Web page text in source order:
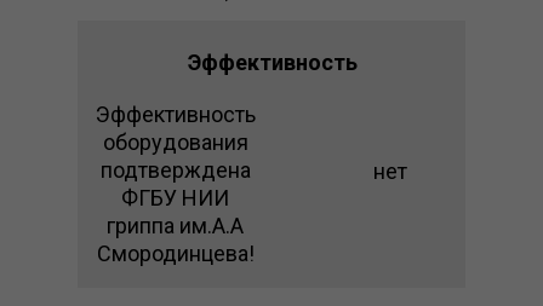
Эффективность
Эффективность
оборудования
подтверждена
ФГБУ НИИ
гриппа им.А.А
Смородинцева!
нет